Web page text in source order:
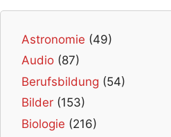
Astronomie (49)
Audio (87)
Berufsbildung (54)
Bilder (153)
Biologie (216)